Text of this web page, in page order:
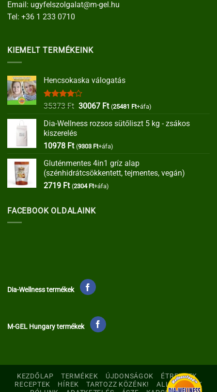
Email: ugyfelszolgalat@m-gel.hu
Tel: +36 1 233 0710
KIEMELT TERMÉKEINK
Hencsokaska válogatás
Értékelés:
35373Ft Original
was:
30067 FtCurrent
is:
(25481 Ft+áfa)
Dia-Wellness rozsos sütőliszt 5 kg - zsákos
kiszerelés
10978 Ft (9303 Ft+áfa)
Gluténmentes 4in1 gríz alap
(szénhidrátcsökkentett, tejmentes, vegán)
2719 Ft (2304 Ft+áfa)
FACEBOOK OLDALAINK
Dia-Wellness termékek
M-GEL Hungary termékek
KEZDŐLAP TERMÉKEK ÚJDONSÁGOK
ÉTRENDEK
RECEPTEK
HÍREK TARTOZZ KÖZÉNK!
ALLERGÉNEK